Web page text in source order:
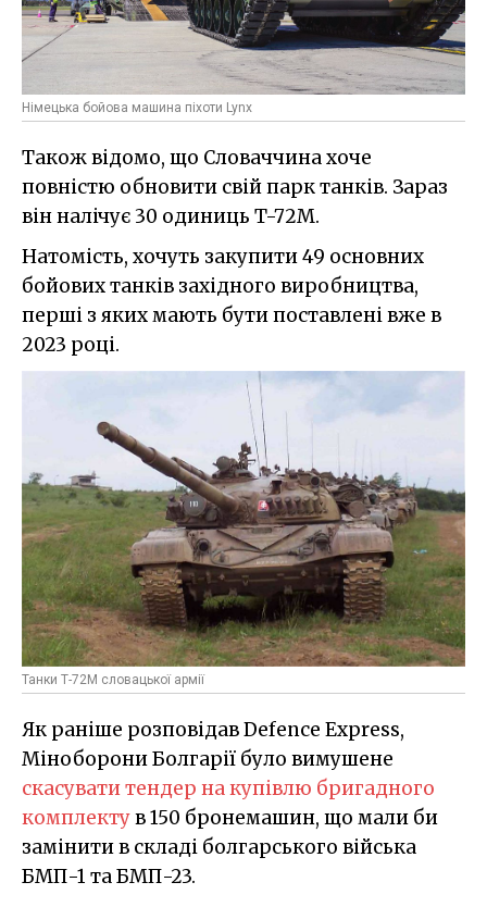
Німецька бойова машина піхоти Lynx
Також відомо, що Словаччина хоче
повністю обновити свій парк танків. Зараз
він налічує 30 одиниць T-72M.
Натомість, хочуть закупити 49 основних
бойових танків західного виробництва,
перші з яких мають бути поставлені вже в
2023 році.
Танки Т-72М словацької армії
Як раніше розповідав Defence Express,
Міноборони Болгарії було вимушене
скасувати тендер на купівлю бригадного
комплектув 150 бронемашин, що мали би
замінити в складі болгарського війська
БМП-1 та БМП-23.